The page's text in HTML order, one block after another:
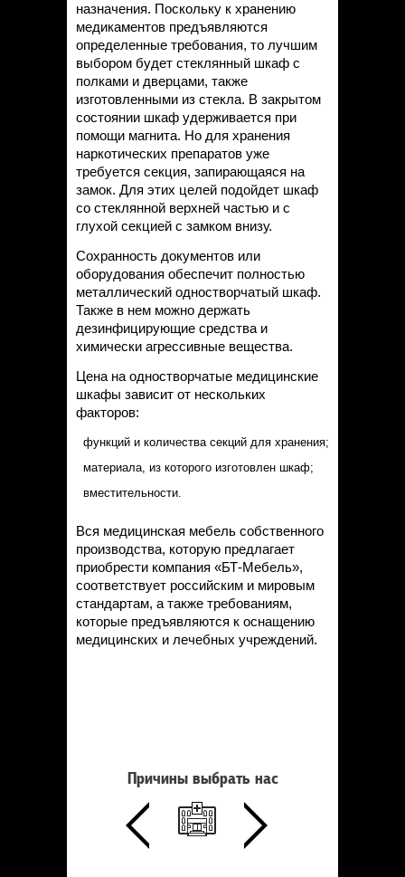
назначения. Поскольку к хранению
медикаментов предъявляются
определенные требования, то лучшим
выбором будет стеклянный шкаф с
полками и дверцами, также
изготовленными из стекла. В закрытом
состоянии шкаф удерживается при
помощи магнита. Но для хранения
наркотических препаратов уже
требуется секция, запирающаяся на
замок. Для этих целей подойдет шкаф
со стеклянной верхней частью и с
глухой секцией с замком внизу.
Сохранность документов или
оборудования обеспечит полностью
металлический одностворчатый шкаф.
Также в нем можно держать
дезинфицирующие средства и
химически агрессивные вещества.
Цена на одностворчатые медицинские
шкафы зависит от нескольких
факторов:
функций и количества секций для хранения;
материала, из которого изготовлен шкаф;
вместительности.
Вся медицинская мебель собственного
производства, которую предлагает
приобрести компания «БТ-Мебель»,
соответствует российским и мировым
стандартам, а также требованиям,
которые предъявляются к оснащению
медицинских и лечебных учреждений.
Причины выбрать нас